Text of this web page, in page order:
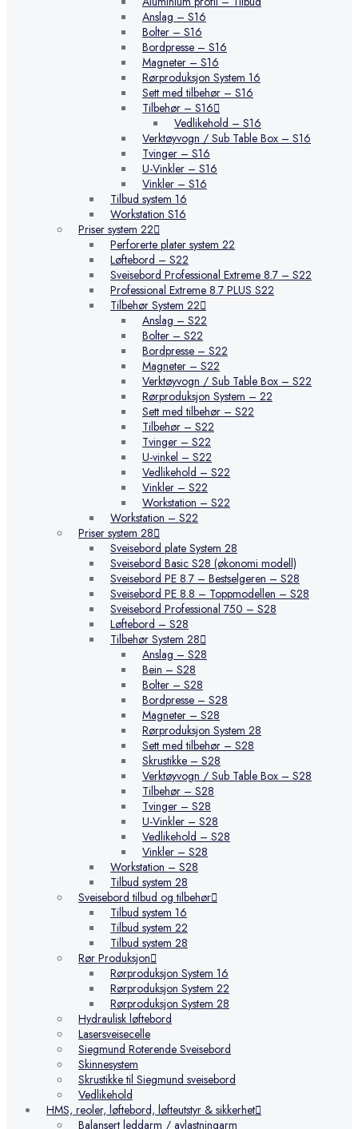
Anslag – S16
Bolter – S16
Bordpresse – S16
Magneter – S16
Rørproduksjon System 16
Sett med tilbehør – S16
Tilbehør – S16
Vedlikehold – S16
Verktøyvogn / Sub Table Box – S16
Tvinger – S16
U-Vinkler – S16
Vinkler – S16
Tilbud system 16
Workstation S16
Priser system 22
Perforerte plater system 22
Løftebord – S22
Sveisebord Professional Extreme 8.7 – S22
Professional Extreme 8.7 PLUS S22
Tilbehør System 22
Anslag – S22
Bolter – S22
Bordpresse – S22
Magneter – S22
Verktøyvogn / Sub Table Box – S22
Rørproduksjon System – 22
Sett med tilbehør – S22
Tilbehør – S22
Tvinger – S22
U-vinkel – S22
Vedlikehold – S22
Vinkler – S22
Workstation – S22
Workstation – S22
Priser system 28
Sveisebord plate System 28
Sveisebord Basic S28 (økonomi modell)
Sveisebord PE 8.7 – Bestselgeren – S28
Sveisebord PE 8.8 – Toppmodellen – S28
Sveisebord Professional 750 – S28
Løftebord – S28
Tilbehør System 28
Anslag – S28
Bein – S28
Bolter – S28
Bordpresse – S28
Magneter – S28
Rørproduksjon System 28
Sett med tilbehør – S28
Skrustikke – S28
Verktøyvogn / Sub Table Box – S28
Tilbehør – S28
Tvinger – S28
U-Vinkler – S28
Vedlikehold – S28
Vinkler – S28
Workstation – S28
Tilbud system 28
Sveisebord tilbud og tilbehør
Tilbud system 16
Tilbud system 22
Tilbud system 28
Rør Produksjon
Rørproduksjon System 16
Rørproduksjon System 22
Rørproduksjon System 28
Hydraulisk løftebord
Lasersveisecelle
Siegmund Roterende Sveisebord
Skinnesystem
Skrustikke til Siegmund sveisebord
Vedlikehold
HMS, reoler, løftebord, løfteutstyr & sikkerhet
Balansert leddarm / avlastningarm